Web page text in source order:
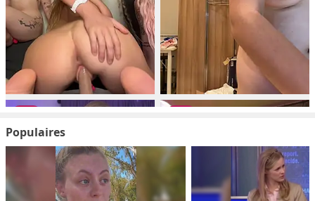
Populaires